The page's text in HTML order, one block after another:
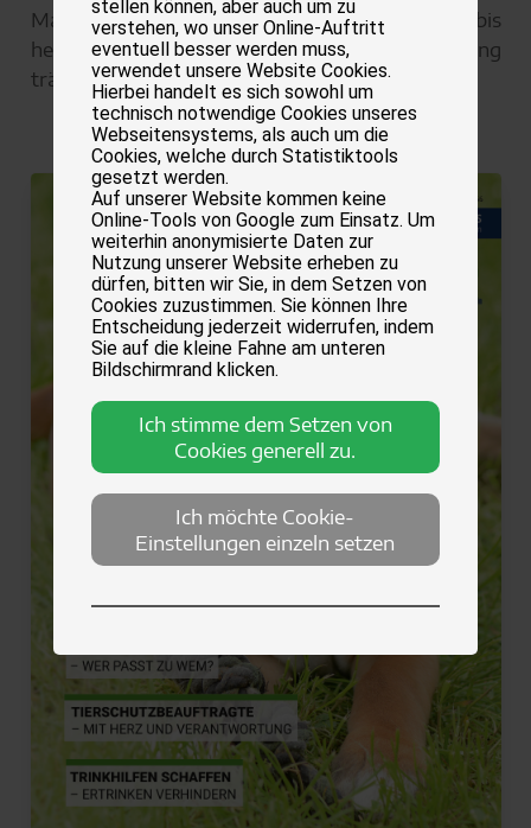
Magazin war, sondern der Verlagsgründer bis
heute aktiv im Tierschutzverein Verantwortung
trägt.
Hier finden Sie die jüngsten vier Ausgaben.
stellen können, aber auch um zu
verstehen, wo unser Online-Auftritt
eventuell besser werden muss,
verwendet unsere Website Cookies.
Hierbei handelt es sich sowohl um
technisch notwendige Cookies unseres
Webseitensystems, als auch um die
Cookies, welche durch Statistiktools
gesetzt werden.
Auf unserer Website kommen keine
Online-Tools von Google zum Einsatz. Um
weiterhin anonymisierte Daten zur
Nutzung unserer Website erheben zu
dürfen, bitten wir Sie, in dem Setzen von
Cookies zuzustimmen. Sie können Ihre
Entscheidung jederzeit widerrufen, indem
Sie auf die kleine Fahne am unteren
Bildschirmrand klicken.
Ich stimme dem Setzen von
Cookies generell zu.
Ich möchte Cookie-
Einstellungen einzeln setzen